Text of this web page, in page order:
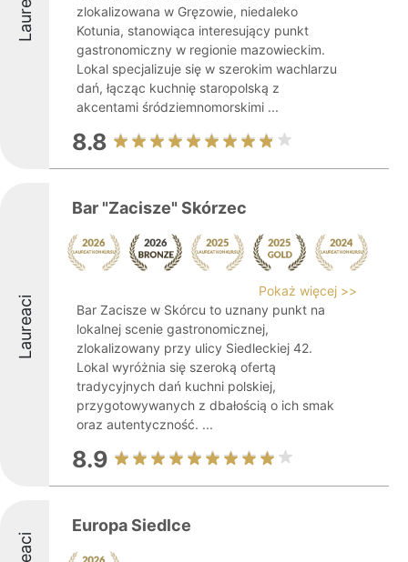
zlokalizowana w Gręzowie, niedaleko
Kotunia, stanowiąca interesujący punkt
gastronomiczny w regionie mazowieckim.
Lokal specjalizuje się w szerokim wachlarzu
dań, łącząc kuchnię staropolską z
akcentami śródziemnomorskimi ...
8.8
Laureaci
Bar "Zacisze" Skórzec
Pokaż więcej >>
Bar Zacisze w Skórcu to uznany punkt na
lokalnej scenie gastronomicznej,
zlokalizowany przy ulicy Siedleckiej 42.
Lokal wyróżnia się szeroką ofertą
tradycyjnych dań kuchni polskiej,
przygotowywanych z dbałością o ich smak
oraz autentyczność. ...
8.9
Europa Siedlce